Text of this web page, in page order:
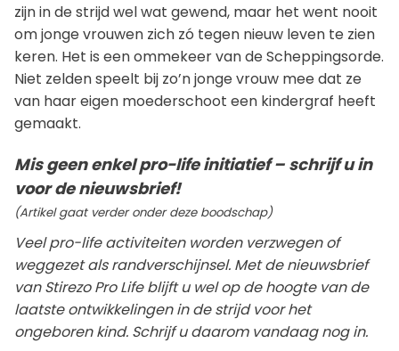
zijn in de strijd wel wat gewend, maar het went nooit
om jonge vrouwen zich zó tegen nieuw leven te zien
keren. Het is een ommekeer van de Scheppingsorde.
Niet zelden speelt bij zo’n jonge vrouw mee dat ze
van haar eigen moederschoot een kindergraf heeft
gemaakt.
Mis geen enkel pro-life initiatief – schrijf u in
voor de nieuwsbrief!
(Artikel gaat verder onder deze boodschap)
Veel pro-life activiteiten worden verzwegen of
weggezet als randverschijnsel. Met de nieuwsbrief
van Stirezo Pro Life blijft u wel op de hoogte van de
laatste ontwikkelingen in de strijd voor het
ongeboren kind. Schrijf u daarom vandaag nog in.